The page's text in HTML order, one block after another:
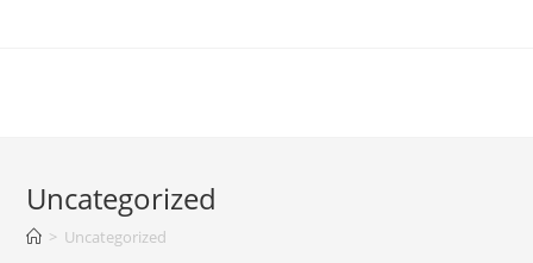
Uncategorized
> Uncategorized